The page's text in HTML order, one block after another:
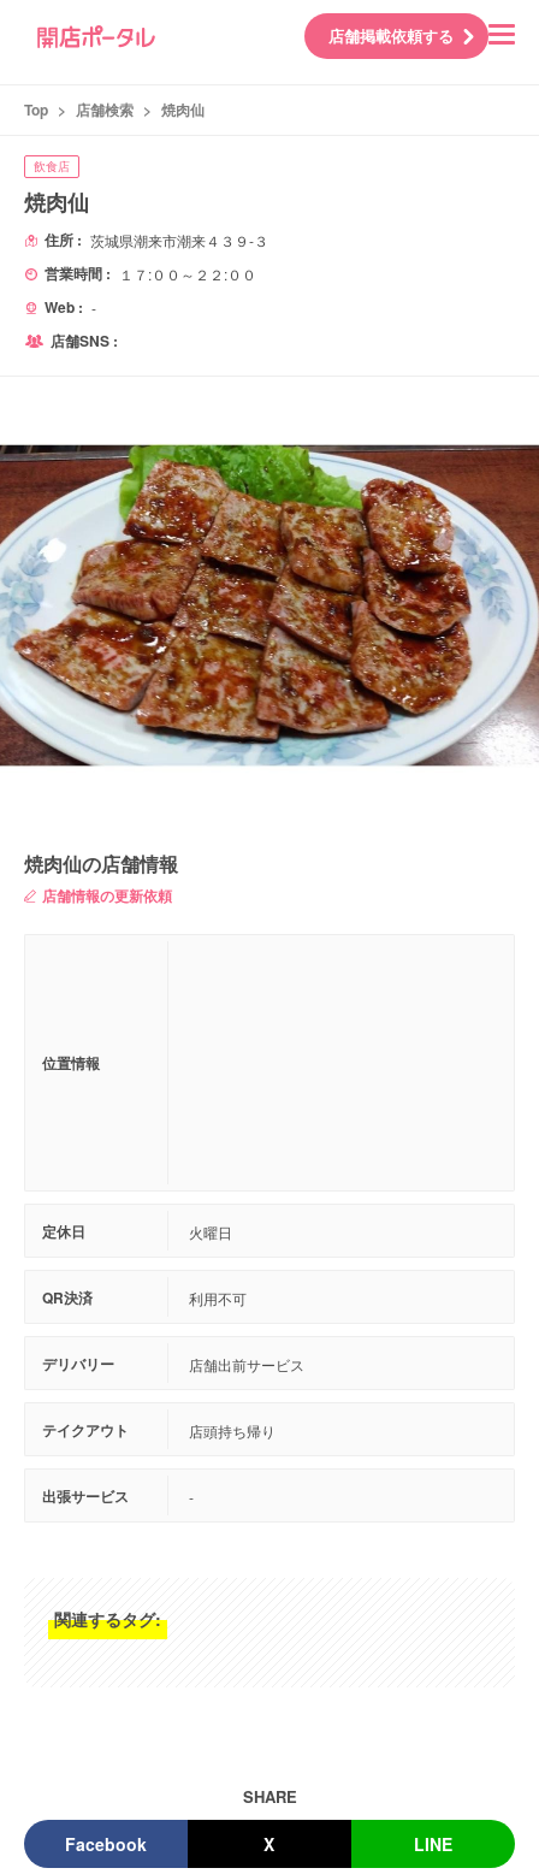
店舗掲載依頼する
Top > 店舗検索 > 焼肉仙
飲食店
焼肉仙
住所 : 茨城県潮来市潮来４３９-３
営業時間 : １７:００～２２:００
Web : -
店舗SNS :
焼肉仙の店舗情報
店舗情報の更新依頼
位置情報
定休日 火曜日
QR決済 利用不可
デリバリー 店舗出前サービス
テイクアウト 店頭持ち帰り
出張サービス -
関連するタグ:
SHARE
Facebook X LINE